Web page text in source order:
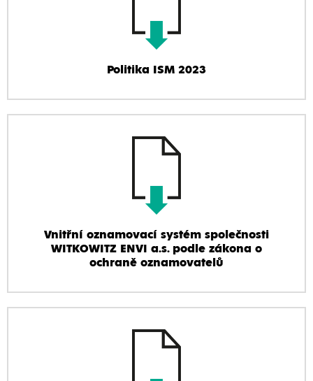
Politika ISM 2023
Vnitřní oznamovací systém společnosti
WITKOWITZ ENVI a.s. podle zákona o
ochraně oznamovatelů